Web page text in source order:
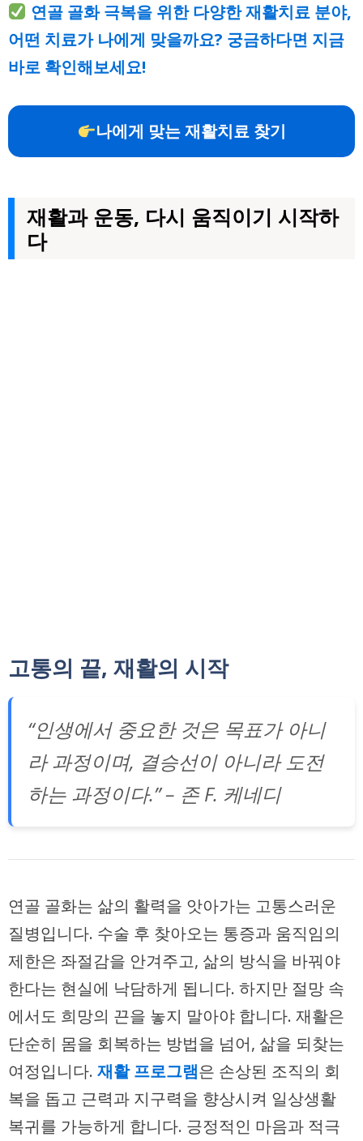
연골 골화 극복을 위한 다양한 재활치료 분야,
어떤 치료가 나에게 맞을까요? 궁금하다면 지금
바로 확인해보세요!
나에게 맞는 재활치료 찾기
재활과 운동, 다시 움직이기 시작하
다
고통의 끝, 재활의 시작
“인생에서 중요한 것은 목표가 아니
라 과정이며, 결승선이 아니라 도전
하는 과정이다.” – 존 F. 케네디
연골 골화는 삶의 활력을 앗아가는 고통스러운
질병입니다. 수술 후 찾아오는 통증과 움직임의
제한은 좌절감을 안겨주고, 삶의 방식을 바꿔야
한다는 현실에 낙담하게 됩니다. 하지만 절망 속
에서도 희망의 끈을 놓지 말아야 합니다. 재활은
단순히 몸을 회복하는 방법을 넘어, 삶을 되찾는
여정입니다. 재활 프로그램은 손상된 조직의 회
복을 돕고 근력과 지구력을 향상시켜 일상생활
복귀를 가능하게 합니다. 긍정적인 마음과 적극